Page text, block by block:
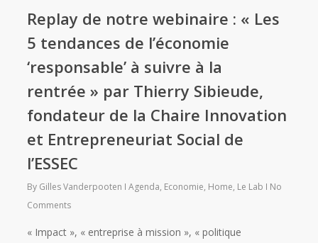
Replay de notre webinaire : « Les
5 tendances de l’économie
‘responsable’ à suivre à la
rentrée » par Thierry Sibieude,
fondateur de la Chaire Innovation
et Entrepreneuriat Social de
l’ESSEC
By Gilles Vanderpooten Agenda, Economie, Home, Le Lab
No
Comments
« Impact », « entreprise à mission », « politique